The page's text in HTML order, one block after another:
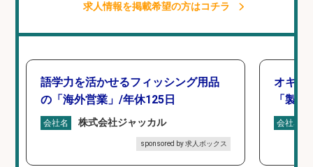
求人情報を掲載希望の方はコチラ
語学力を活かせるフィッシング用品
の「海外営業」/年休125日
会社名 株式会社ジャッカル
sponsored by 求人ボックス
オキア
「製
会社名